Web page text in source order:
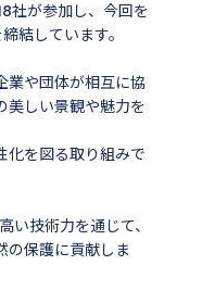
社が参加し、今回を
結しています。
業や団体が相互に協
美しい景観や魅力を
化を図る取り組みで
い技術力を通じて、
の保護に貢献しま